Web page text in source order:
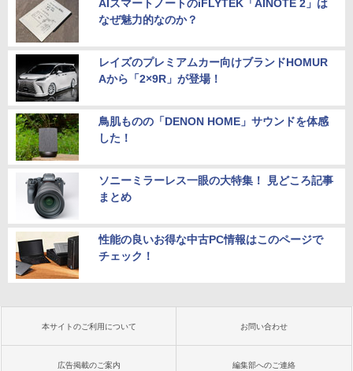
AIスマートノートのiFLYTEK「AINOTE 2」は
なぜ魅力的なのか？
レイズのプレミアムカー向けブランドHOMUR
Aから「2×9R」が登場！
鳥肌ものの「DENON HOME」サウンドを体感
した！
ソニーミラーレス一眼の大特集！ 見どころ記事
まとめ
性能の良いお得な中古PC情報はこのページで
チェック！
本サイトのご利用について お問い合わせ
広告掲載のご案内 編集部へのご連絡